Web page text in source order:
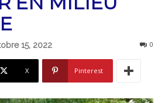
15, 2022 0
X Pinterest